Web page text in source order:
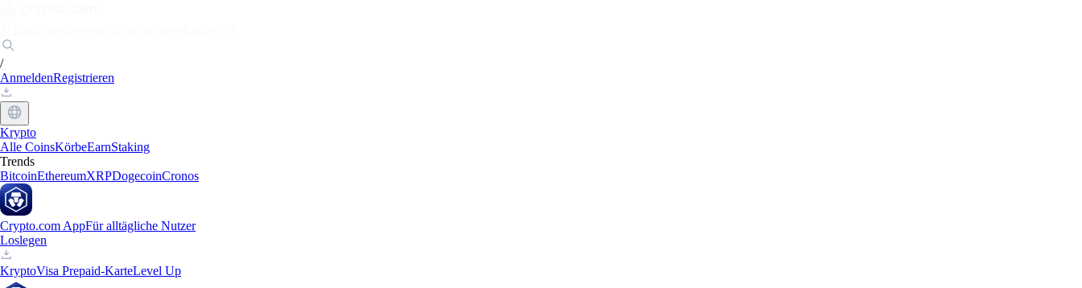
/
AnmeldenRegistrieren
Krypto
Alle CoinsKörbeEarnStaking
Trends
BitcoinEthereumXRPDogecoinCronos
Crypto.com AppFür alltägliche Nutzer
Loslegen
KryptoVisa Prepaid-KarteLevel Up